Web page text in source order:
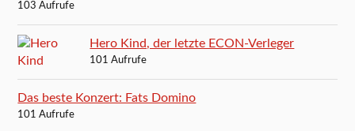
103 Aufrufe
Hero Kind, der letzte ECON-Verleger
101 Aufrufe
Das beste Konzert: Fats Domino
101 Aufrufe